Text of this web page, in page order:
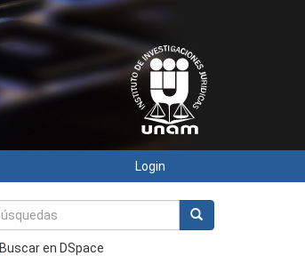
Login
Buscar en DSpace